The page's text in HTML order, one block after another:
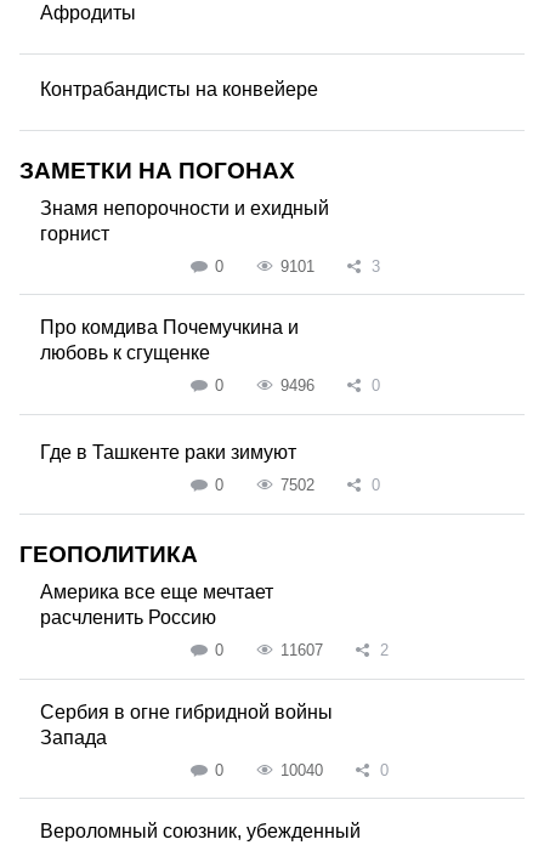
Афродиты
Контрабандисты на конвейере
ЗАМЕТКИ НА ПОГОНАХ
Знамя непорочности и ехидный
горнист
0 9101 3
Про комдива Почемучкина и
любовь к сгущенке
0 9496 0
Где в Ташкенте раки зимуют
0 7502 0
ГЕОПОЛИТИКА
Америка все еще мечтает
расчленить Россию
0 11607 2
Сербия в огне гибридной войны
Запада
0 10040 0
Вероломный союзник, убежденный